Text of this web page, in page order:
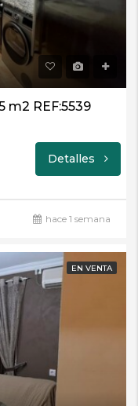
m2 REF:5539
Detalles
hace 1 semana
EN VENTA